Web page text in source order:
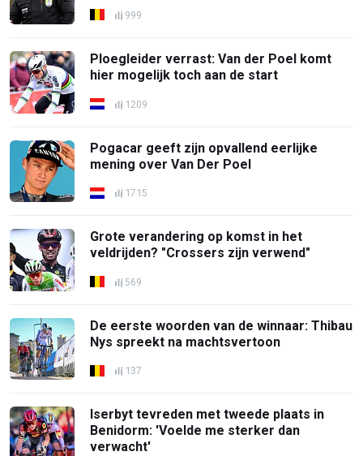
999
Ploegleider verrast: Van der Poel komt
hier mogelijk toch aan de start
1209
Pogacar geeft zijn opvallend eerlijke
mening over Van Der Poel
1715
Grote verandering op komst in het
veldrijden? "Crossers zijn verwend"
569
De eerste woorden van de winnaar: Thibau
Nys spreekt na machtsvertoon
137
Iserbyt tevreden met tweede plaats in
Benidorm: 'Voelde me sterker dan
verwacht'